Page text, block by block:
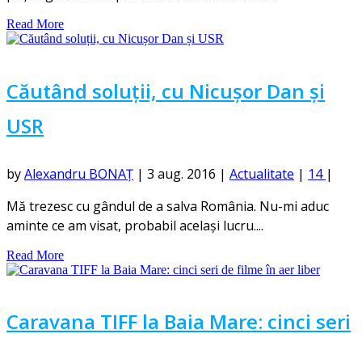
Read More
Căutând soluții, cu Nicușor Dan și
USR
byAlexandru BONAȚ | 3 aug. 2016 | Actualitate | 14 |
Mă trezesc cu gândul de a salva România. Nu-mi aduc
aminte ce am visat, probabil același lucru....
Read More
Caravana TIFF la Baia Mare: cinci seri